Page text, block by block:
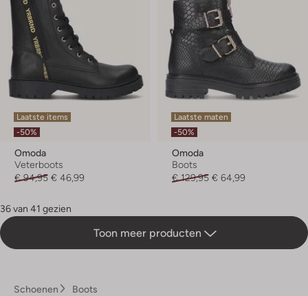
Laatste items
-50%
Omoda
Veterboots
€ 94,95 € 46,99
Laatste maten
-50%
Omoda
Boots
€ 129,95 € 64,99
36 van 41 gezien
Toon meer producten
Schoenen Boots